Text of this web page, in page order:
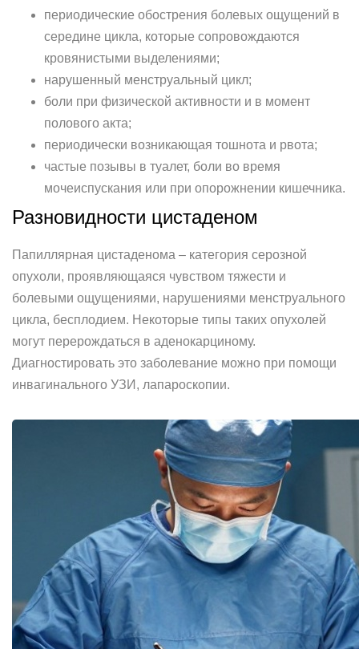
периодические обострения болевых ощущений в
середине цикла, которые сопровождаются
кровянистыми выделениями;
нарушенный менструальный цикл;
боли при физической активности и в момент
полового акта;
периодически возникающая тошнота и рвота;
частые позывы в туалет, боли во время
мочеиспускания или при опорожнении кишечника.
Разновидности цистаденом
Папиллярная цистаденома – категория серозной
опухоли, проявляющаяся чувством тяжести и
болевыми ощущениями, нарушениями менструального
цикла, бесплодием. Некоторые типы таких опухолей
могут перерождаться в аденокарциному.
Диагностировать это заболевание можно при помощи
инвагинального УЗИ, лапароскопии.